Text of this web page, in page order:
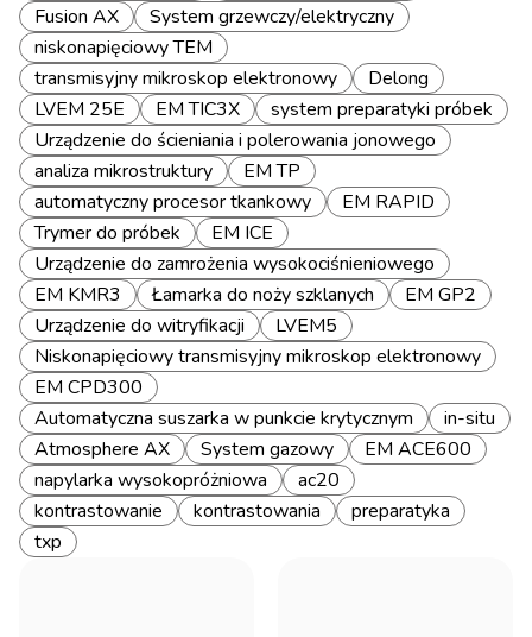
Fusion AX
System grzewczy/elektryczny
niskonapięciowy TEM
transmisyjny mikroskop elektronowy
Delong
LVEM 25E
EM TIC3X
system preparatyki próbek
Urządzenie do ścieniania i polerowania jonowego
analiza mikrostruktury
EM TP
automatyczny procesor tkankowy
EM RAPID
Trymer do próbek
EM ICE
Urządzenie do zamrożenia wysokociśnieniowego
EM KMR3
Łamarka do noży szklanych
EM GP2
Urządzenie do witryfikacji
LVEM5
Niskonapięciowy transmisyjny mikroskop elektronowy
EM CPD300
Automatyczna suszarka w punkcie krytycznym
in-situ
Atmosphere AX
System gazowy
EM ACE600
napylarka wysokopróżniowa
ac20
kontrastowanie
kontrastowania
preparatyka
txp